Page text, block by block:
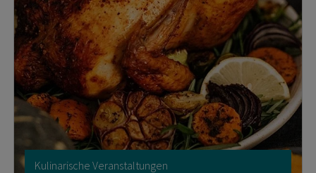
Kulinarische Veranstaltungen